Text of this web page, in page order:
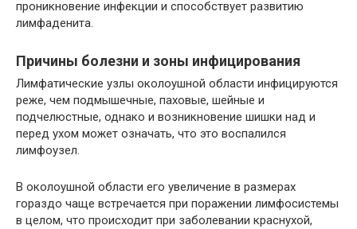
проникновение инфекции и способствует развитию
лимфаденита.
Причины болезни и зоны инфицирования
Лимфатические узлы околоушной области инфицируются
реже, чем подмышечные, паховые, шейные и
подчелюстные, однако и возникновение шишки над и
перед ухом может означать, что это воспалился
лимфоузел.
В околоушной области его увеличение в размерах
гораздо чаще встречается при поражении лимфосистемы
в целом, что происходит при заболевании краснухой,